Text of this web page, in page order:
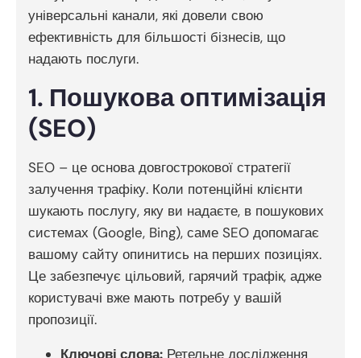
універсальні канали, які довели свою
ефективність для більшості бізнесів, що
надають послуги.
1. Пошукова оптимізація
(SEO)
SEO – це основа довгострокової стратегії
залучення трафіку. Коли потенційні клієнти
шукають послугу, яку ви надаєте, в пошукових
системах (Google, Bing), саме SEO допомагає
вашому сайту опинитись на перших позиціях.
Це забезпечує цільовий, гарячий трафік, адже
користувачі вже мають потребу у вашій
пропозиції.
Ключові слова: Ретельне дослідження